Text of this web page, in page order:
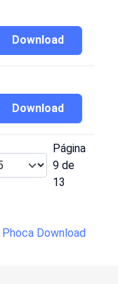
Download
Download
Página
9 de
13
Phoca Download